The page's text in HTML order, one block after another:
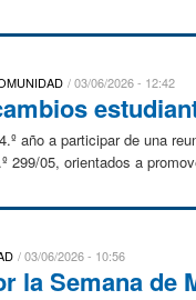
03/06/2026 - 12:42
año a participar de una
299/05, orientados a
03/06/2026 - 10:56
la Semana de